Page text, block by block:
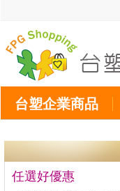
台塑企業商品
任選好優惠